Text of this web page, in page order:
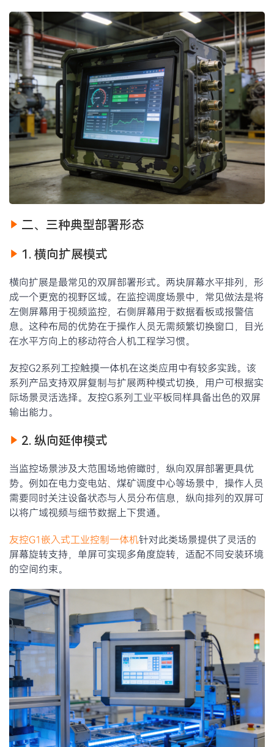
二、三种典型部署形态
1. 横向扩展模式
横向扩展是最常见的双屏部署形式。两块屏幕水平排列，形
成一个更宽的视野区域。在监控调度场景中，常见做法是将
左侧屏幕用于视频监控，右侧屏幕用于数据看板或报警信
息。这种布局的优势在于操作人员无需频繁切换窗口，目光
在水平方向上的移动符合人机工程学习惯。
友控G2系列工控触摸一体机在这类应用中有较多实践。该
系列产品支持双屏复制与扩展两种模式切换，用户可根据实
际场景灵活选择。友控G系列工业平板同样具备出色的双屏
输出能力。
2. 纵向延伸模式
当监控场景涉及大范围场地俯瞰时，纵向双屏部署更具优
势。例如在电力变电站、煤矿调度中心等场景中，操作人员
需要同时关注设备状态与人员分布信息，纵向排列的双屏可
以将广域视频与细节数据上下贯通。
友控G1嵌入式工业控制一体机针对此类场景提供了灵活的
屏幕旋转支持，单屏可实现多角度旋转，适配不同安装环境
的空间约束。